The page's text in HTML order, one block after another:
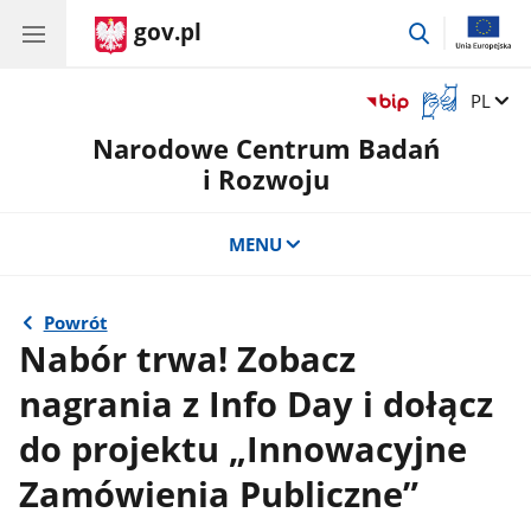
gov.pl
przejdź
Otwórz
okno
z
Zmień
PL
Narodowe Centrum Badań
i Rozwoju
MENU
Powrót
Nabór trwa! Zobacz
nagrania z Info Day i dołącz
do projektu „Innowacyjne
Zamówienia Publiczne”